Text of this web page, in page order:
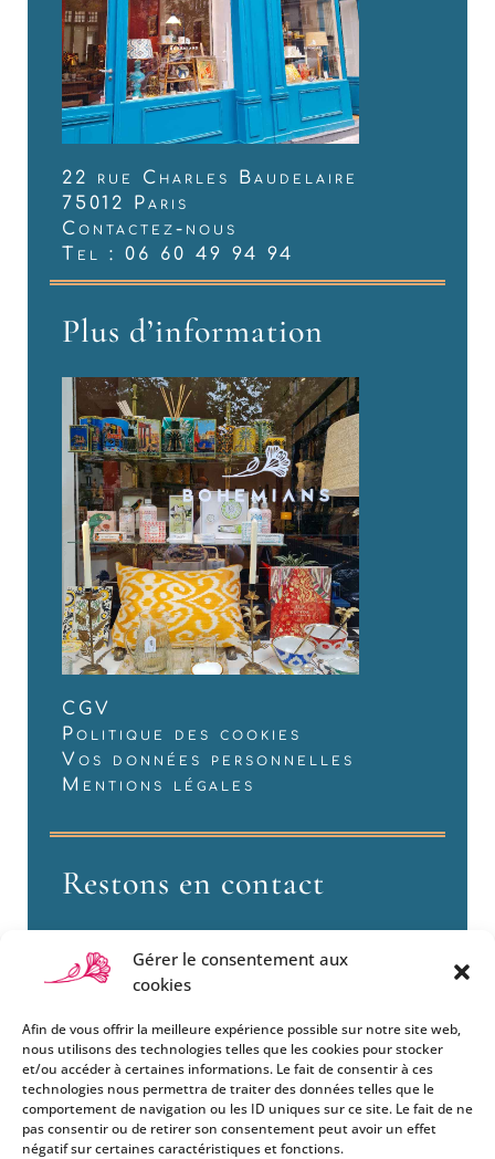
Gérer le consentement aux
cookies
Afin de vous offrir la meilleure expérience possible sur notre site web,
nous utilisons des technologies telles que les cookies pour stocker
et/ou accéder à certaines informations. Le fait de consentir à ces
technologies nous permettra de traiter des données telles que le
comportement de navigation ou les ID uniques sur ce site. Le fait de ne
pas consentir ou de retirer son consentement peut avoir un effet
négatif sur certaines caractéristiques et fonctions.
22 rue Charles Baudelaire
75012 Paris
Contactez-nous
Tel : 06 60 49 94 94
Plus d’information
CGV
Politique des cookies
Vos données personnelles
Mentions légales
Restons en contact
Si vous souhaitez être informés
des nouveautés et évènements
que nous organisons